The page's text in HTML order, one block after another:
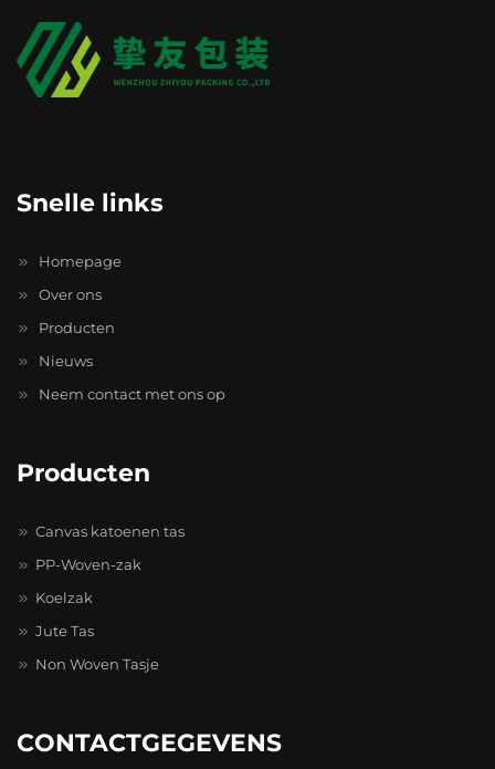
Snelle links
Homepage
Over ons
Producten
Nieuws
Neem contact met ons op
Producten
Canvas katoenen tas
PP-Woven-zak
Koelzak
Jute Tas
Non Woven Tasje
CONTACTGEGEVENS